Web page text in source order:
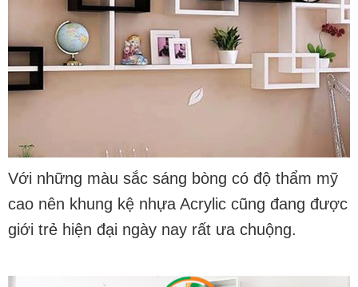
Với những màu sắc sáng bòng có độ thẩm mỹ
cao nên khung kệ nhựa Acrylic cũng đang được
giới trẻ hiện đại ngày nay rất ưa chuộng.